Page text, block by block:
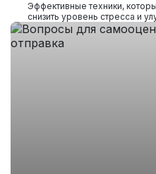
Эффективные техники,
снизить уровень стресса и